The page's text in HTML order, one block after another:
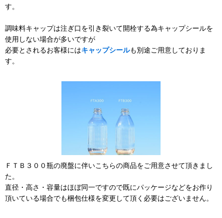
す。
調味料キャップは注ぎ口を引き裂いて開栓する為キャップシールを
使用しない場合が多いですが
必要とされるお客様にはキャップシールも別途ご用意しておりま
す。
ＦＴＢ３００瓶の廃盤に伴いこちらの商品をご用意させて頂きまし
た。
直径・高さ・容量はほぼ同一ですので既にパッケージなどをお作り
頂いている場合でも梱包仕様を変更して頂く必要はございません。